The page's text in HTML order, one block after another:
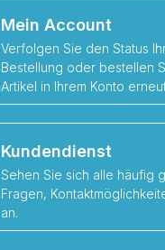
Mein Account
Verfolgen Sie den Status
Bestellung oder bestellen
Artikel in Ihrem Konto
Kundendienst
Sehen Sie sich alle häufig
Fragen,
an.